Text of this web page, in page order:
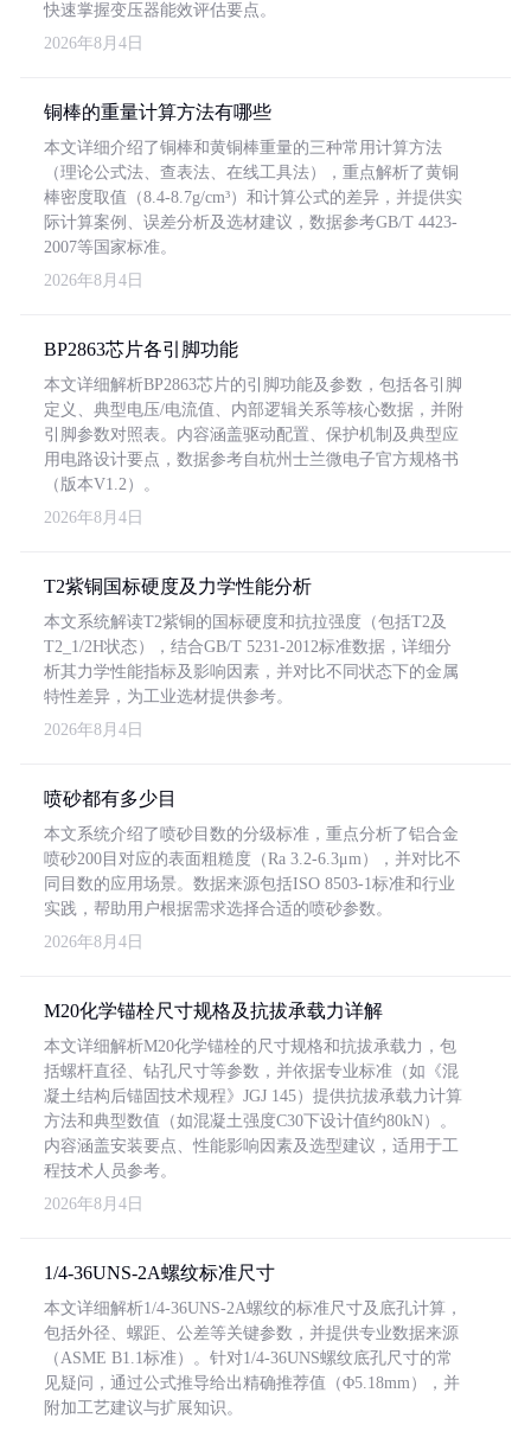
快速掌握变压器能效评估要点。
2026年8月4日
铜棒的重量计算方法有哪些
本文详细介绍了铜棒和黄铜棒重量的三种常用计算方法
（理论公式法、查表法、在线工具法），重点解析了黄铜
棒密度取值（8.4-8.7g/cm³）和计算公式的差异，并提供实
际计算案例、误差分析及选材建议，数据参考GB/T 4423-
2007等国家标准。
2026年8月4日
BP2863芯片各引脚功能
本文详细解析BP2863芯片的引脚功能及参数，包括各引脚
定义、典型电压/电流值、内部逻辑关系等核心数据，并附
引脚参数对照表。内容涵盖驱动配置、保护机制及典型应
用电路设计要点，数据参考自杭州士兰微电子官方规格书
（版本V1.2）。
2026年8月4日
T2紫铜国标硬度及力学性能分析
本文系统解读T2紫铜的国标硬度和抗拉强度（包括T2及
T2_1/2H状态），结合GB/T 5231-2012标准数据，详细分
析其力学性能指标及影响因素，并对比不同状态下的金属
特性差异，为工业选材提供参考。
2026年8月4日
喷砂都有多少目
本文系统介绍了喷砂目数的分级标准，重点分析了铝合金
喷砂200目对应的表面粗糙度（Ra 3.2-6.3μm），并对比不
同目数的应用场景。数据来源包括ISO 8503-1标准和行业
实践，帮助用户根据需求选择合适的喷砂参数。
2026年8月4日
M20化学锚栓尺寸规格及抗拔承载力详解
本文详细解析M20化学锚栓的尺寸规格和抗拔承载力，包
括螺杆直径、钻孔尺寸等参数，并依据专业标准（如《混
凝土结构后锚固技术规程》JGJ 145）提供抗拔承载力计算
方法和典型数值（如混凝土强度C30下设计值约80kN）。
内容涵盖安装要点、性能影响因素及选型建议，适用于工
程技术人员参考。
2026年8月4日
1/4-36UNS-2A螺纹标准尺寸
本文详细解析1/4-36UNS-2A螺纹的标准尺寸及底孔计算，
包括外径、螺距、公差等关键参数，并提供专业数据来源
（ASME B1.1标准）。针对1/4-36UNS螺纹底孔尺寸的常
见疑问，通过公式推导给出精确推荐值（Φ5.18mm），并
附加工艺建议与扩展知识。